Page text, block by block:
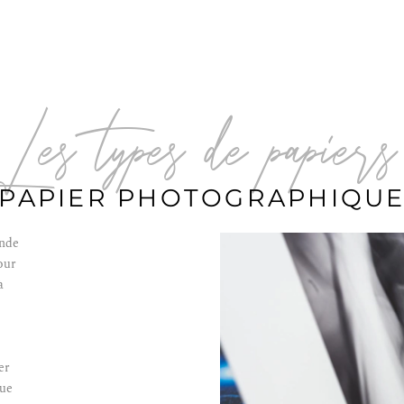
les types de papiers